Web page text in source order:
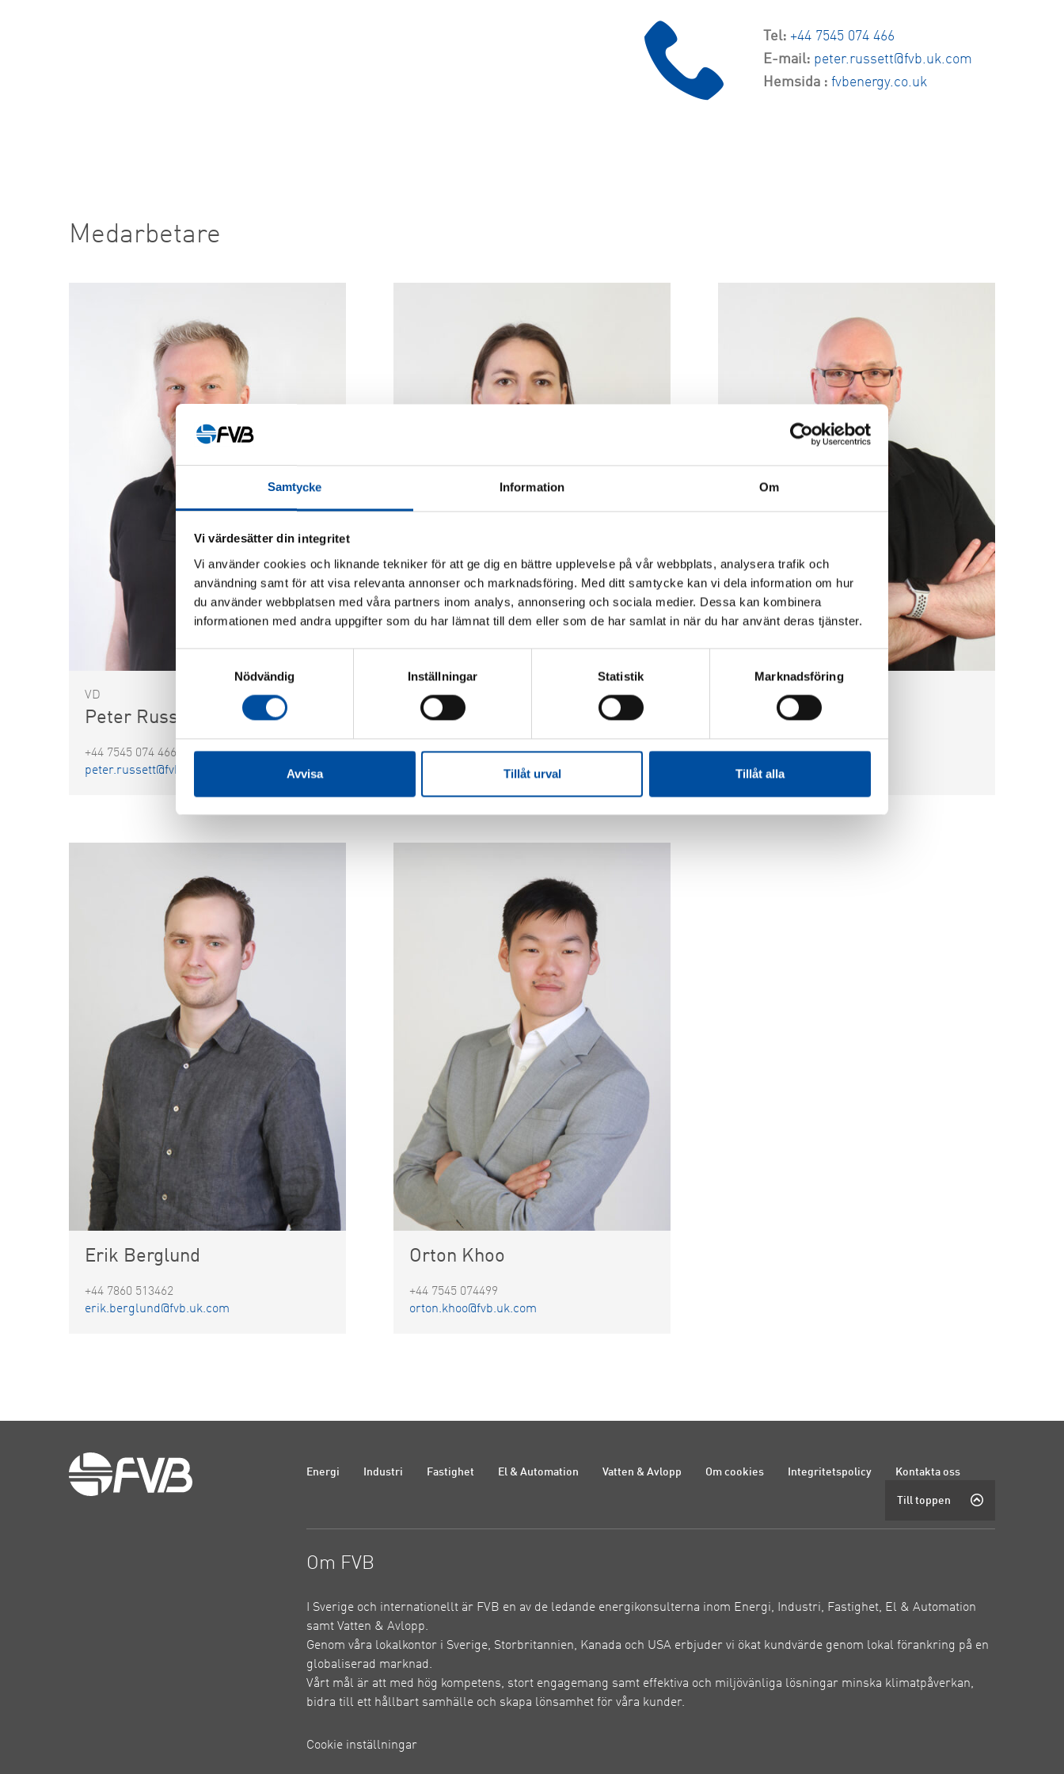
Samtycke Information Om
Vi värdesätter din integritet
Vi använder cookies och liknande tekniker för att ge dig en bättre upplevelse på vår webbplats, analysera trafik och
användning samt för att visa relevanta annonser och marknadsföring. Med ditt samtycke kan vi dela information om hur
du använder webbplatsen med våra partners inom analys, annonsering och sociala medier. Dessa kan kombinera
informationen med andra uppgifter som du har lämnat till dem eller som de har samlat in när du har använt deras tjänster.
Nödvändig
Inställningar Statistik Marknadsföring
Avvisa Tillåt urval Tillåt alla
Tel: +44 7545 074 466
E-mail: peter.russett@fvb.uk.com
Hemsida : fvbenergy.co.uk
Medarbetare
VD
Peter Russett
+44 7545 074 466
peter.russett@fvb.uk.com
Valeria Khnykina
valeria.khnykina@fvb.uk.com
Craig Hanson
craig.hanson@fvb.uk.com
Erik Berglund
+44 7860 513462
erik.berglund@fvb.uk.com
Orton Khoo
+44 7545 074499
orton.khoo@fvb.uk.com
Energi Industri Fastighet El & Automation Vatten & Avlopp Om cookies Integritetspolicy Kontakta oss
Till toppen
Om FVB
I Sverige och internationellt är FVB en av de ledande energikonsulterna inom Energi, Industri, Fastighet, El & Automation
samt Vatten & Avlopp.
Genom våra lokalkontor i Sverige, Storbritannien, Kanada och USA erbjuder vi ökat kundvärde genom lokal förankring på en
globaliserad marknad.
Vårt mål är att med hög kompetens, stort engagemang samt effektiva och miljövänliga lösningar minska klimatpåverkan,
bidra till ett hållbart samhälle och skapa lönsamhet för våra kunder.
Cookie inställningar